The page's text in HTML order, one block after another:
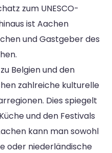
zum UNESCO-
ist Aachen
und Gastgeber des
Belgien und den
zahlreiche kulturelle
Dies spiegelt
und den Festivals
kann man sowohl
oder niederländische